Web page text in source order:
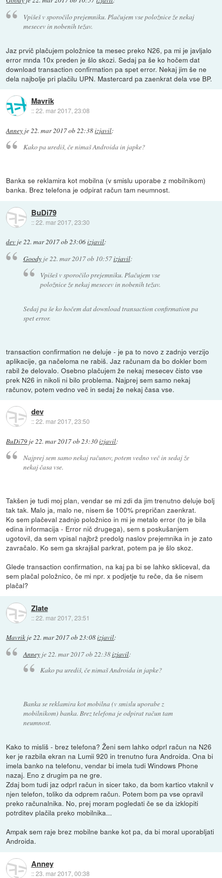
Vpišeš v sporočilo prejemniku. Plačujem vse položnice že nekaj
mesecev in nobenih težav.
Jaz prvič plačujem položnice ta mesec preko N26, pa mi je javljalo
error mnda 10x preden je šlo skozi. Sedaj pa še ko hočem dat
download transaction confirmation pa spet error. Nekaj jim še ne
dela najbolje pri plačilu UPN. Mastercard pa zaenkrat dela vse BP.
Mavrik
::22. mar 2017, 23:08
Anney je22. mar 2017 ob 22:38izjavil:
Kako pa urediš, če nimaš Androida in japke?
Banka se reklamira kot mobilna (v smislu uporabe z mobilnikom)
banka. Brez telefona je odpirat račun tam neumnost.
BuDi79
::22. mar 2017, 23:30
dev je22. mar 2017 ob 23:06izjavil:
Goodyje22. mar 2017 ob 10:57izjavil:
Vpišeš v sporočilo prejemniku. Plačujem vse
položnice že nekaj mesecev in nobenih težav.
Sedaj pa še ko hočem dat download transaction confirmation pa
spet error.
transaction confirmation ne deluje - je pa to novo z zadnjo verzijo
aplikacije, ga načeloma ne rabiš. Jaz računam da bo dokler bom
rabil že delovalo. Osebno plačujem že nekaj mesecev čisto vse
prek N26 in nikoli ni bilo problema. Najprej sem samo nekaj
računov, potem vedno več in sedaj že nekaj časa vse.
dev
::22. mar 2017, 23:50
BuDi79 je22. mar 2017 ob 23:30izjavil:
Najprej sem samo nekaj računov, potem vedno več in sedaj že
nekaj časa vse.
Takšen je tudi moj plan, vendar se mi zdi da jim trenutno deluje bolj
tak tak. Malo ja, malo ne, nisem še 100% prepričan zaenkrat.
Ko sem plačeval zadnjo položnico in mi je metalo error (to je bila
edina informacija - Error nič drugega), sem s poskušanjem
ugotovil, da sem vpisal najbrž predolg naslov prejemnika in je zato
zavračalo. Ko sem ga skrajšal parkrat, potem pa je šlo skoz.
Glede transaction confirmation, na kaj pa bi se lahko skliceval, da
sem plačal položnico, če mi npr. x podjetje tu reče, da še nisem
plačal?
Zlate
::22. mar 2017, 23:51
Mavrik je22. mar 2017 ob 23:08izjavil:
Anneyje 22. mar 2017 ob 22:38izjavil:
Kako pa urediš, če nimaš Androida in japke?
Banka se reklamira kot mobilna (v smislu uporabe z
mobilnikom) banka. Brez telefona je odpirat račun tam
neumnost.
Kako to misliš - brez telefona? Ženi sem lahko odprl račun na N26
ker je razbila ekran na Lumii 920 in trenutno fura Androida. Ona bi
imela banko na telefonu, vendar bi imela tudi Windows Phone
nazaj. Eno z drugim pa ne gre.
Zdaj bom tudi jaz odprl račun in sicer tako, da bom kartico vtaknil v
njen telefon, toliko da odprem račun. Potem bom pa vse opravil
preko računalnika. No, prej moram pogledati če se da izklopiti
potrditev plačila preko mobilnika...
Ampak sem raje brez mobilne banke kot pa, da bi moral uporabljati
Androida.
Anney
::23. mar 2017, 00:38